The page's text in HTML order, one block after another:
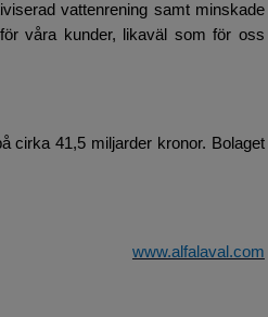
vattenrening samt minskade
våra kunder, likaväl som för oss
cirka 41,5 miljarder kronor. Bolaget
www.alfalaval.com